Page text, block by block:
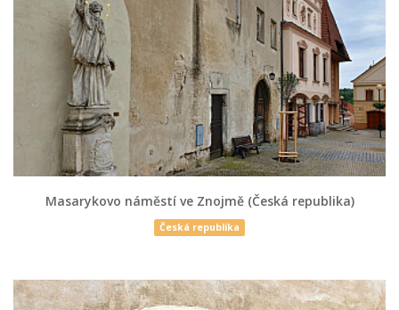
Masarykovo náměstí ve Znojmě (Česká republika)
Česká republika